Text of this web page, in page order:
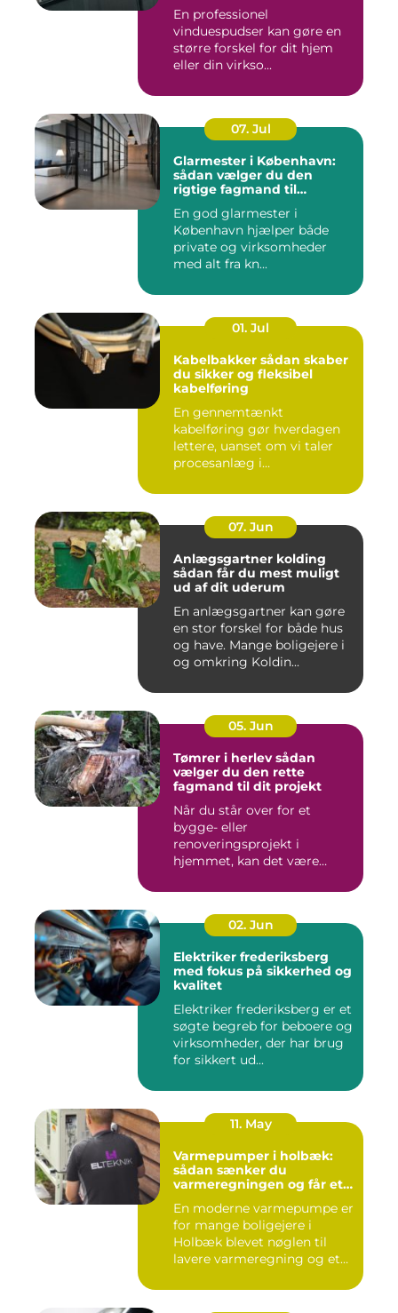
En professionel
vinduespudser kan gøre en
større forskel for dit hjem
eller din virkso...
07. Jul
Glarmester i København:
sådan vælger du den
rigtige fagmand til
En god glarmester i
København hjælper både
private og virksomheder
med alt fra kn...
01. Jul
Kabelbakker sådan skaber
du sikker og fleksibel
kabelføring
En gennemtænkt
kabelføring gør hverdagen
lettere, uanset om vi taler
procesanlæg i
07. Jun
Anlægsgartner kolding
sådan får du mest muligt
ud af dit uderum
En anlægsgartner kan gøre
en stor forskel for både hus
og have. Mange boligejere i
og omkring Koldin...
05. Jun
Tømrer i herlev sådan
vælger du den rette
fagmand til dit projekt
Når du står over for et
bygge- eller
renoveringsprojekt i
hjemmet, kan det være
02. Jun
Elektriker frederiksberg
med fokus på sikkerhed og
kvalitet
Elektriker frederiksberg er et
søgte begreb for beboere og
virksomheder, der har brug
for sikkert ud...
11. May
Varmepumper i holbæk:
sådan sænker du
varmeregningen og får et
En moderne varmepumpe er
for mange boligejere i
Holbæk blevet nøglen til
lavere varmeregning og et